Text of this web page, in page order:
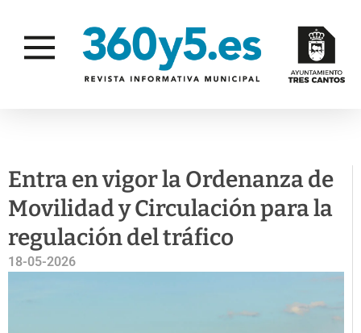
Entra en vigor la Ordenanza de
Movilidad y Circulación para la
regulación del tráfico
18-05-2026